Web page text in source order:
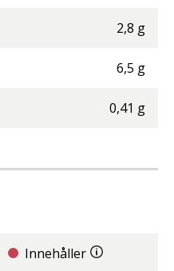
2,8 g
6,5 g
0,41 g
Innehåller